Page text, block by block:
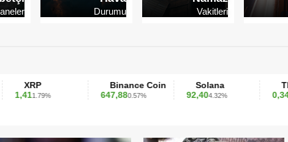
Durumu Vakitleri
Binance Coin
Solana
92,40
0,349589
0.42%